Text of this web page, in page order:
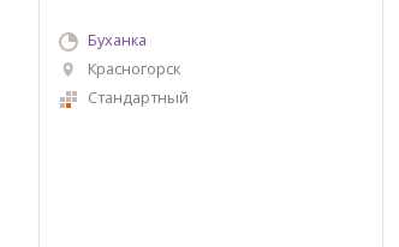
Буханка
Красногорск
Стандартный